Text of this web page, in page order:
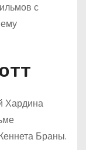
с
Хардина
Браны.